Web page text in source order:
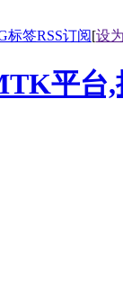
标签RSS订阅[设